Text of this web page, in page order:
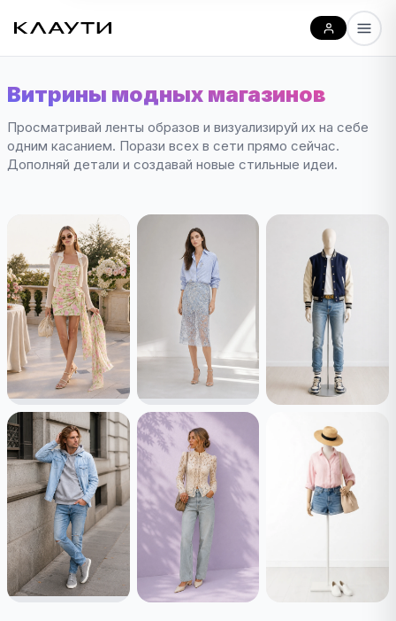
Витрины модных магазинов
Просматривай ленты образов и визуализируй их на себе
одним касанием. Порази всех в сети прямо сейчас.
Дополняй детали и создавай новые стильные идеи.